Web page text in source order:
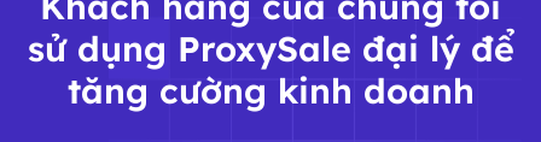
sử dụng ProxySale đại lý để
tăng cường kinh doanh